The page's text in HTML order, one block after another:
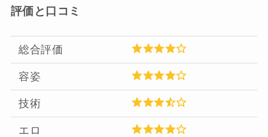
評価と口コミ
総合評価
容姿
技術
エロ